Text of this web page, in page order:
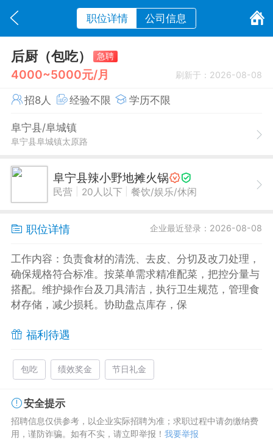
职位详情 公司信息
后厨（包吃） 急聘
4000~5000元/月 刷新于：2026-08-08
招8人 经验不限 学历不限
阜宁县/阜城镇
阜宁县阜城镇太原路
阜宁县辣小野地摊火锅
民营 20人以下 餐饮/娱乐/休闲
职位详情 企业最近登录：2026-08-08
工作内容：负责食材的清洗、去皮、分切及改刀处理，
确保规格符合标准。按菜单需求精准配菜，把控分量与
搭配。维护操作台及刀具清洁，执行卫生规范，管理食
材存储，减少损耗。协助盘点库存，保
福利待遇
包吃 绩效奖金 节日礼金
安全提示
招聘信息仅供参考，以企业实际招聘为准；求职过程中请勿缴纳费
用，谨防诈骗。如有不实，请立即举报！ 我要举报